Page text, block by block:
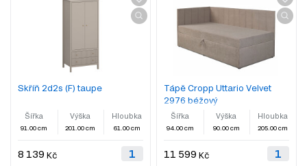
Skříň 2d2s (F) taupe
Šířka
91.00 cm
Výška
201.00 cm
Hloubka
61.00 cm
8 139 Kč
Tápě Cropp Uttario Velvet
2976 béžový
Šířka
94.00 cm
Výška
90.00 cm
Hloubka
205.00 cm
11 599 Kč